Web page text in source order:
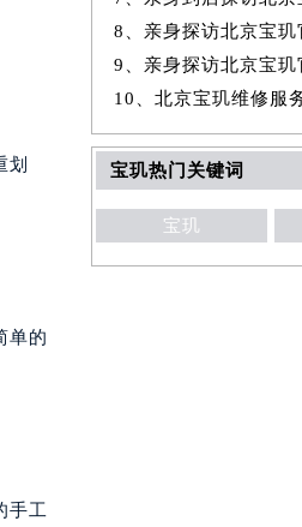
划
单的
手工
宝玑热门关键词
宝玑